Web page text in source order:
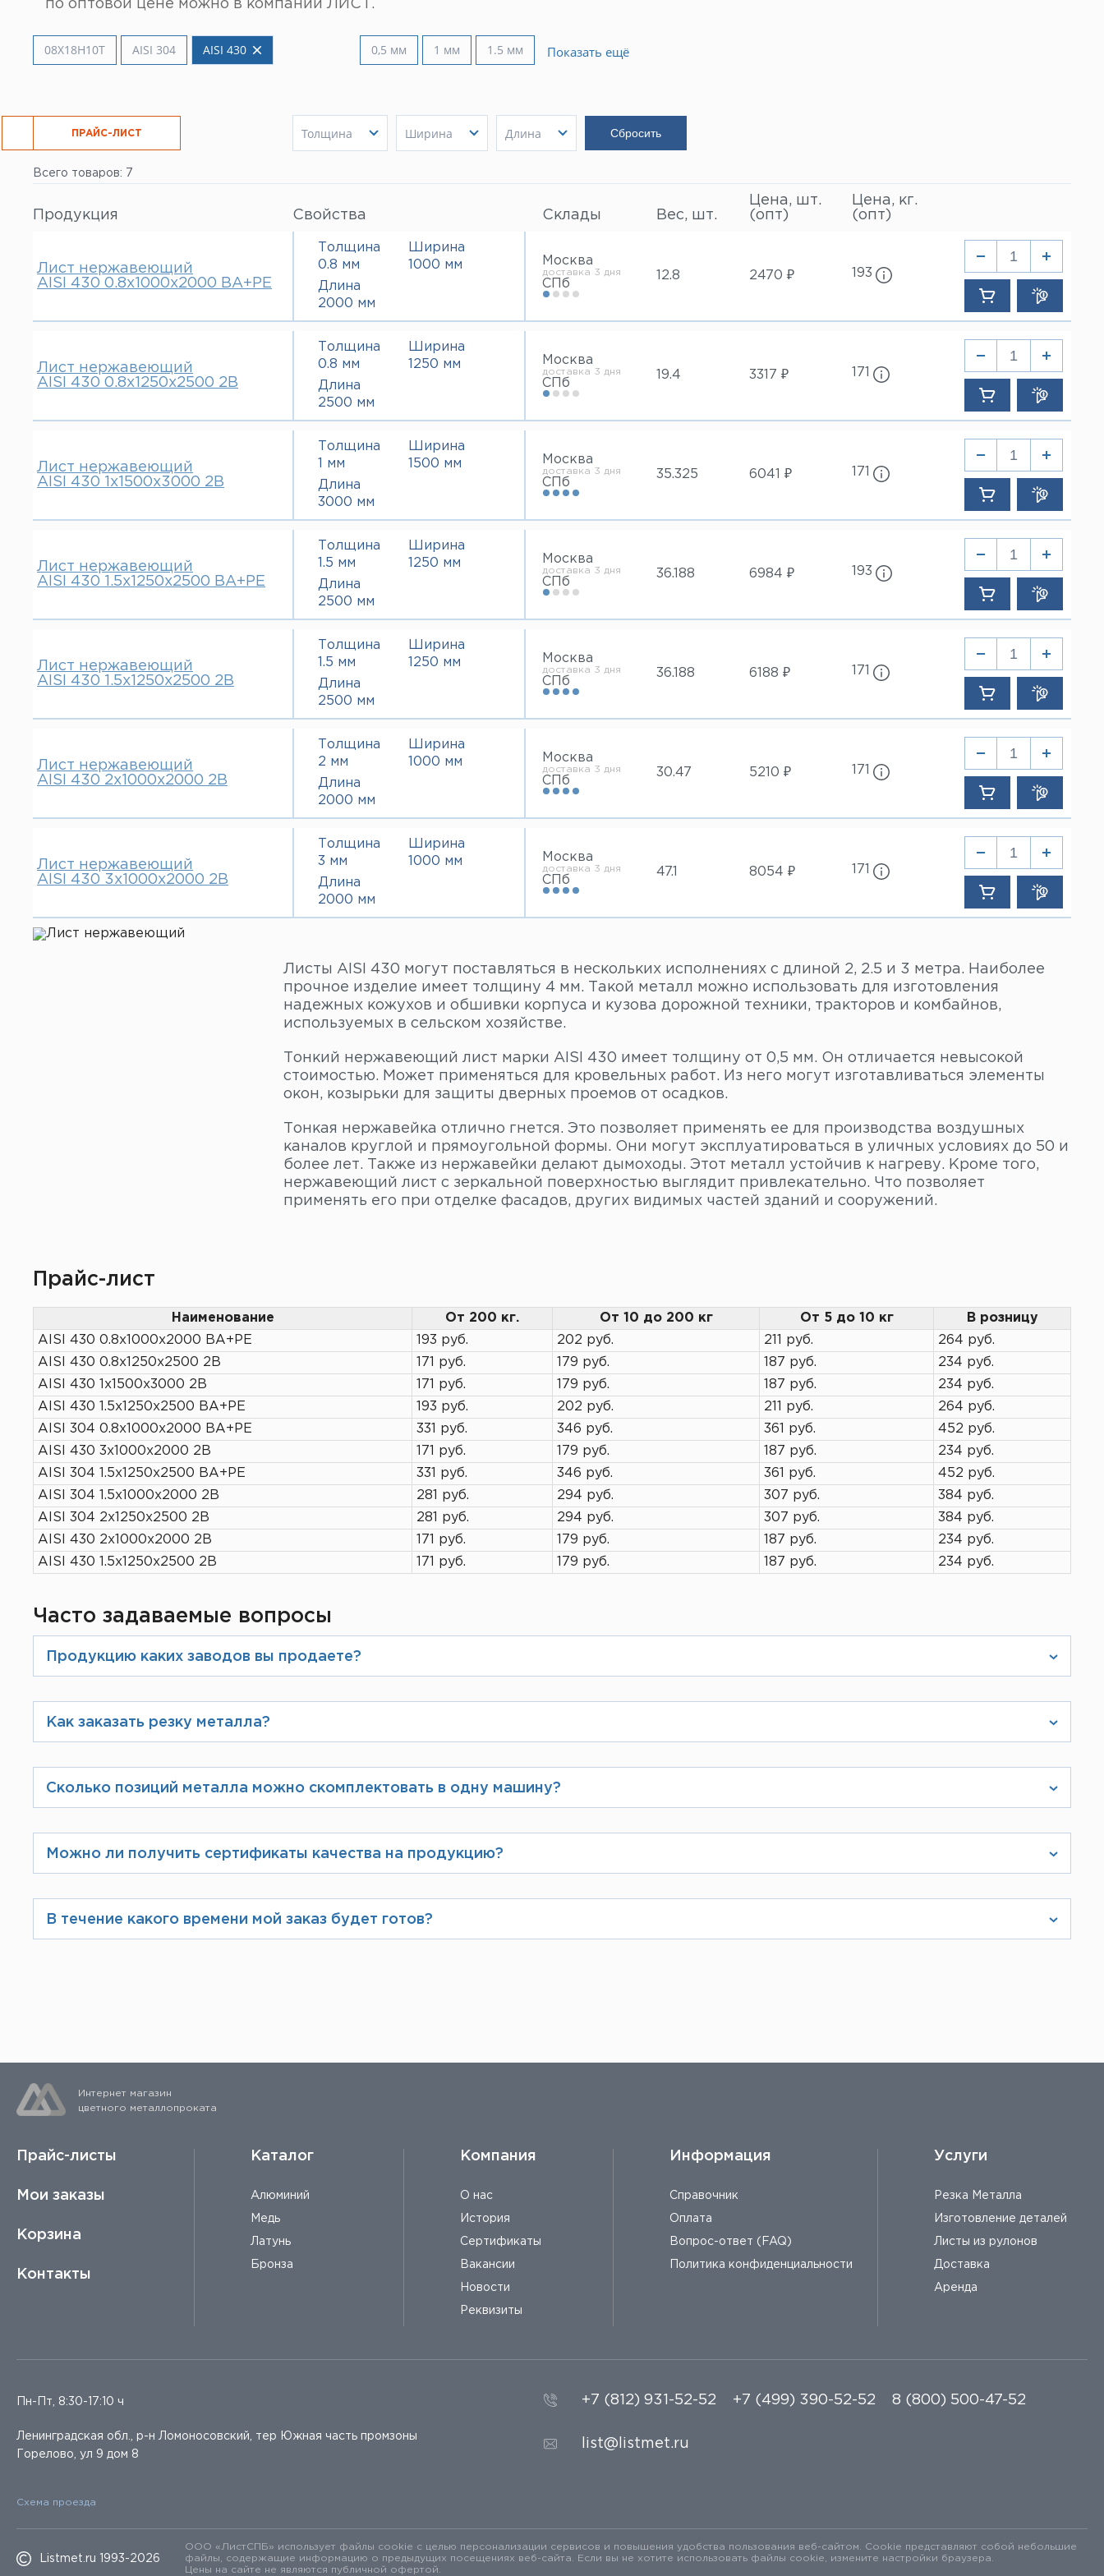
по оптовой цене можно в компании ЛИСТ.
08Х18Н10Т AISI 304 AISI 430 0,5 мм 1 мм 1.5 мм Показать ещё
Толщина
2 мм
Ширина
Длина
ПРАЙС-ЛИСТ
РЕЗКА
Всего товаров: 7
Продукция Свойства Склады Вес, шт.
Цена, шт.
(опт)
Цена, кг.
(опт)
Лист нержавеющий
AISI 430 0.8х1000х2000 ВА+РЕ
Толщина
0.8 мм
Ширина
1000 мм
Длина
2000 мм
Москва
доставка 3 дня
СПб
12.8 2470 ₽ 193
Лист нержавеющий
AISI 430 0.8х1250х2500 2В
Толщина
0.8 мм
Ширина
1250 мм
Длина
2500 мм
Москва
доставка 3 дня
СПб
19.4 3317 ₽ 171
Лист нержавеющий
AISI 430 1х1500х3000 2В
Толщина
1 мм
Ширина
1500 мм
Длина
3000 мм
Москва
доставка 3 дня
СПб
35.325 6041 ₽ 171
Лист нержавеющий
AISI 430 1.5х1250х2500 ВА+РЕ
Толщина
1.5 мм
Ширина
1250 мм
Длина
2500 мм
Москва
доставка 3 дня
СПб
36.188 6984 ₽ 193
Лист нержавеющий
AISI 430 1.5х1250х2500 2В
Толщина
1.5 мм
Ширина
1250 мм
Длина
2500 мм
Москва
доставка 3 дня
СПб
36.188 6188 ₽ 171
Лист нержавеющий
AISI 430 2х1000х2000 2В
Толщина
2 мм
Ширина
1000 мм
Длина
2000 мм
Москва
доставка 3 дня
СПб
30.47 5210 ₽ 171
Лист нержавеющий
AISI 430 3х1000х2000 2В
Толщина
3 мм
Ширина
1000 мм
Длина
2000 мм
Москва
доставка 3 дня
СПб
47.1 8054 ₽ 171
Листы AISI 430 могут поставляться в нескольких исполнениях с длиной 2, 2.5 и 3 метра. Наиболее
прочное изделие имеет толщину 4 мм. Такой металл можно использовать для изготовления
надежных кожухов и обшивки корпуса и кузова дорожной техники, тракторов и комбайнов,
используемых в сельском хозяйстве.
Тонкий нержавеющий лист марки AISI 430 имеет толщину от 0,5 мм. Он отличается невысокой
стоимостью. Может применяться для кровельных работ. Из него могут изготавливаться элементы
окон, козырьки для защиты дверных проемов от осадков.
Тонкая нержавейка отлично гнется. Это позволяет применять ее для производства воздушных
каналов круглой и прямоугольной формы. Они могут эксплуатироваться в уличных условиях до 50 и
более лет. Также из нержавейки делают дымоходы. Этот металл устойчив к нагреву. Кроме того,
нержавеющий лист с зеркальной поверхностью выглядит привлекательно. Что позволяет
применять его при отделке фасадов, других видимых частей зданий и сооружений.
Прайс-лист
Наименование От 200 кг. От 10 до 200 кг От 5 до 10 кг
В розницу
AISI 430 0.8х1000х2000 ВА+РЕ
193 руб. 202 руб. 211 руб.
264 руб.
AISI 430 0.8х1250х2500 2В
171 руб. 179 руб. 187 руб.
234 руб.
AISI 430 1х1500х3000 2В
171 руб. 179 руб. 187 руб.
234 руб.
AISI 430 1.5х1250х2500 ВА+РЕ
193 руб. 202 руб. 211 руб.
264 руб.
AISI 304 0.8х1000х2000 ВА+РЕ
331 руб. 346 руб. 361 руб.
452 руб.
AISI 430 3х1000х2000 2В
171 руб. 179 руб. 187 руб.
234 руб.
AISI 304 1.5х1250х2500 ВА+РЕ
331 руб. 346 руб. 361 руб.
452 руб.
AISI 304 1.5х1000х2000 2В
281 руб. 294 руб. 307 руб.
384 руб.
AISI 304 2х1250х2500 2В
281 руб. 294 руб. 307 руб.
384 руб.
AISI 430 2х1000х2000 2В
171 руб. 179 руб. 187 руб.
234 руб.
AISI 430 1.5х1250х2500 2В
171 руб. 179 руб. 187 руб. 234 руб.
Часто задаваемые вопросы
Продукцию каких заводов вы продаете?
металлопроката. Их список можно посмотреть в разделе«Сертификаты»
Как заказать резку металла?
избежание ошибок Вам предложат в письменном виде указать необходимые размеры товара или же прислать чертеж на
фирменном бланке.
Сколько позиций металла можно скомплектовать в одну машину?
максимально скомплектовать Ваш заказ.
Можно ли получить сертификаты качества на продукцию?
их в электронном виде или распечатывают по требованию клиента и выдают вместе с пакетом документов
В течение какого времени мой заказ будет готов?
Интернет магазин
цветного металлопроката
Прайс-листы
Мои заказы
Корзина
Контакты
Каталог
Алюминий
Медь
Латунь
Бронза
Компания
О нас
История
Сертификаты
Вакансии
Новости
Реквизиты
Информация
Справочник
Оплата
Вопрос-ответ (FAQ)
Политика конфиденциальности
Услуги
Резка Металла
Изготовление деталей
Листы из рулонов
Доставка
Аренда
Пн-Пт, 8:30-17:10 ч
Ленинградская обл., р-н Ломоносовский, тер Южная часть промзоны
Горелово, ул 9 дом 8
Схема проезда
+7 (812) 931-52-52 +7 (499) 390-52-52 8 (800) 500-47-52
list@listmet.ru
Listmet.ru 1993-2026
ООО «ЛистСПБ» использует файлы cookie с целью персонализации сервисов и повышения удобства пользования веб-сайтом. Cookie представляют собой небольшие
файлы, содержащие информацию о предыдущих посещениях веб-сайта. Если вы не хотите использовать файлы cookie, измените настройки браузера.
Цены на сайте не являются публичной офертой.